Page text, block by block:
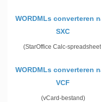
WORDMLs converteren
SXC
(StarOffice Calc-
WORDMLs converteren
VCF
(vCard-bestand)